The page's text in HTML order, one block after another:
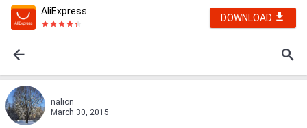
AliExpress
DOWNLOAD
nalion
March 30, 2015